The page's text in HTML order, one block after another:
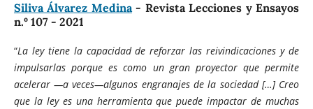
Siliva Álvarez Medina- Revista Lecciones y Ensayos
n.º 107 - 2021
“La ley tiene la capacidad de reforzar las reivindicaciones y de
impulsarlas porque es como un gran proyector que permite
acelerar —a veces—algunos engranajes de la sociedad […] Creo
que la ley es una herramienta que puede impactar de muchas